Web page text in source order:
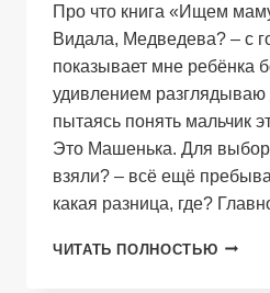
Про что книга «Ищем
Видала, Медведева? – с
показывает мне ребёнка
удивлением разглядываю
пытаясь понять мальчик
Это Машенька. Для
взяли? – всё ещё
какая разница, где?
ЧИТАТЬ ПОЛНОСТЬЮ ИЩЕМ